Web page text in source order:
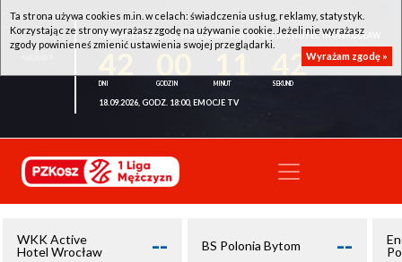
WKK ACTIVE HOTEL WROCŁAW - KSK QEMETICA NOTEĆ INOWROCŁAW
41
18.09.2026, GODZ. 18:00, EMOCJE TV
WKK Active
Hotel Wrocław
-- BS Polonia Bytom --
Ta strona używa cookies m.in. w celach: świadczenia usług, reklamy, statystyk.
Korzystając ze strony wyrażasz zgodę na używanie cookie. Jeżeli nie wyrażasz
zgody powinieneś zmienić ustawienia swojej przeglądarki.
Wyrażam zgodę »